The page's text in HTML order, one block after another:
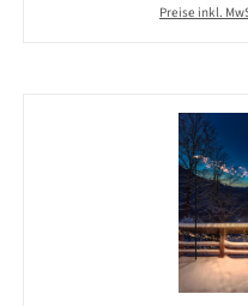
Preise inkl.